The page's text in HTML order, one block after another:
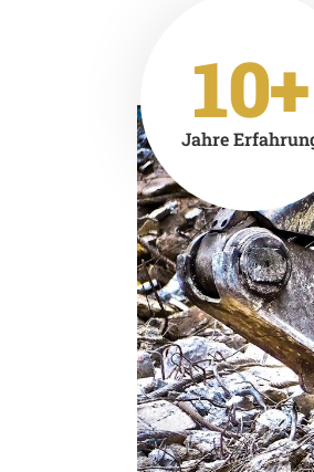
10+
Jahre